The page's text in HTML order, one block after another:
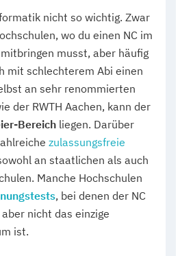
nicht so wichtig. Zwar
wo du einen NC im
mitbringen musst, aber häufig
mit schlechterem Abi einen
an sehr renommierten
der RWTH Aachen, kann der
Bereich liegen. Darüber
zulassungsfreie
an staatlichen als auch
Manche Hochschulen
, bei denen der NC
nicht das einzige
ist.